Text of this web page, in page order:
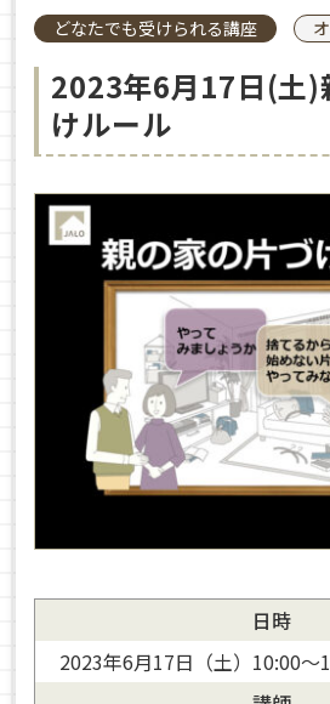
どなたでも受けられる講座
2023年6月17日(土)
けルール
日時
2023年6月17日（土）10:00～